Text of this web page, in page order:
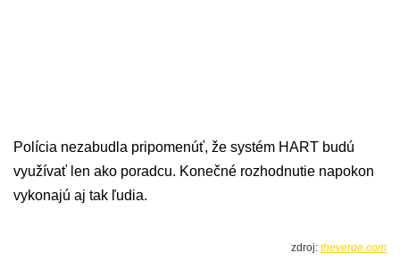
Polícia nezabudla pripomenúť, že systém HART budú
využívať len ako poradcu. Konečné rozhodnutie napokon
vykonajú aj tak ľudia.
zdroj: theverge.com